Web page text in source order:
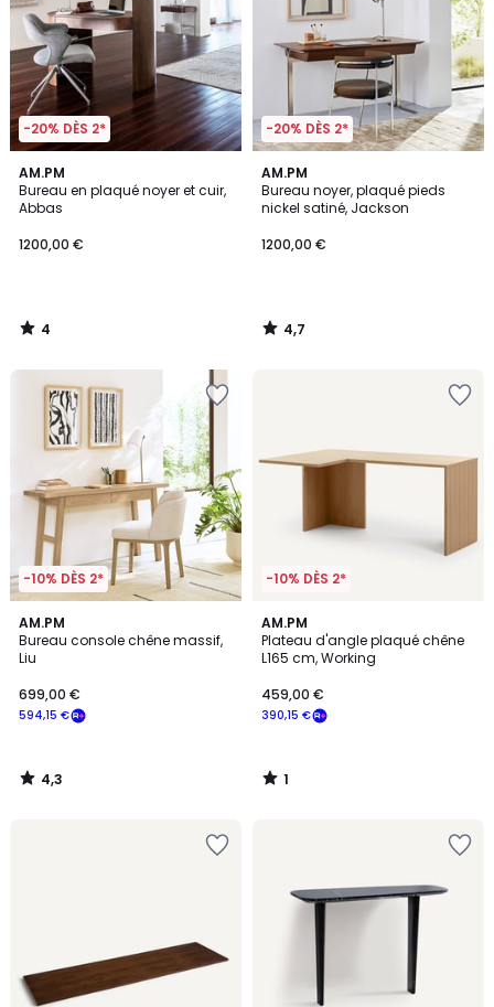
-20% DÈS 2*
AM.PM
Bureau en plaqué noyer et cuir,
Abbas
1200,00 €
4
/
5
4
/
-20% DÈS 2*
AM.PM
Bureau noyer, plaqué pieds
nickel satiné, Jackson
1200,00 €
4,7
/ 5
4,7
/
-10% DÈS 2*
AM.PM
Bureau console chêne massif,
Liu
594,15 €
699,00 €
4,3
/ 5
4,3
/
-10% DÈS 2*
AM.PM
Plateau d'angle plaqué chêne
L165 cm, Working
390,15 €
459,00 €
1
/
5
1
/